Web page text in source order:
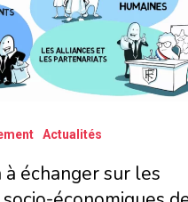
Actualités
à échanger sur les